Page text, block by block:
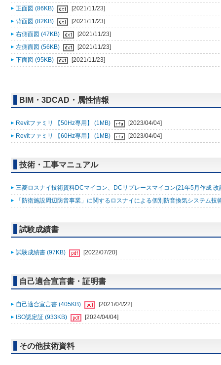
正面図 (86KB)
[2021/11/23]
背面図 (82KB)
[2021/11/23]
右側面図 (47KB)
[2021/11/23]
左側面図 (56KB)
[2021/11/23]
下面図 (95KB)
[2021/11/23]
BIM・3DCAD・属性情報
Revitファミリ 【50Hz専用】 (1MB)
[2023/04/04]
Revitファミリ 【60Hz専用】 (1MB)
[2023/04/04]
技術・工事マニュアル
三菱ロスナイ技術資料DCマイコン、DCリプレースマイコン(21年5月作成
「防衛施設周辺防音事業」に関するロスナイによる個別防音換気システム
試験成績書
試験成績書 (97KB) [2022/07/20]
自己適合宣言書・証明書
自己適合宣言書 (405KB)
[2021/04/22]
ISO認定証 (933KB)
[2024/04/04]
その他技術資料